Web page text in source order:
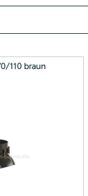
110 braun